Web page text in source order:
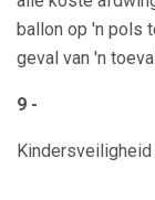
ballon op 'n pols
geval van 'n
9 -